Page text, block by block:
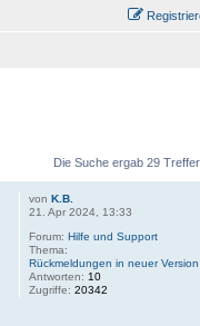
Die Suche ergab 29 Treffer
von K.B.
21. Apr 2024, 13:33
Forum: Hilfe und Support
Thema:
Rückmeldungen in neuer
Antworten: 10
Zugriffe: 20342